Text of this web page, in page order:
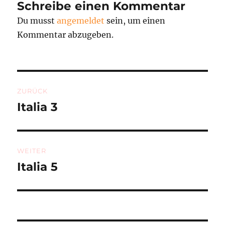
Schreibe einen Kommentar
Du musstangemeldet sein, um einen
Kommentar abzugeben.
ZURÜCK
Vorheriger
Italia 3
WEITER
Nächster
Italia 5